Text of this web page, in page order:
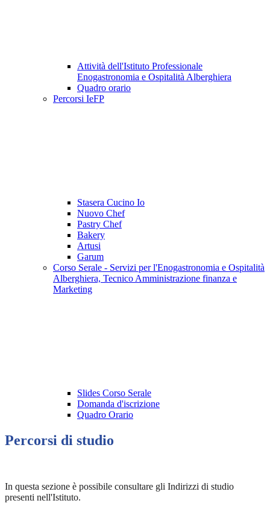
Attività dell'Istituto Professionale
Enogastronomia e Ospitalità Alberghiera
Quadro orario
Percorsi IeFP
Stasera Cucino Io
Nuovo Chef
Pastry Chef
Bakery
Artusi
Garum
Corso Serale - Servizi per l'Enogastronomia e Ospitalità
Alberghiera, Tecnico Amministrazione finanza e
Marketing
Slides Corso Serale
Domanda d'iscrizione
Quadro Orario
Percorsi di studio
In questa sezione è possibile consultare gli Indirizzi di studio
presenti nell'Istituto.